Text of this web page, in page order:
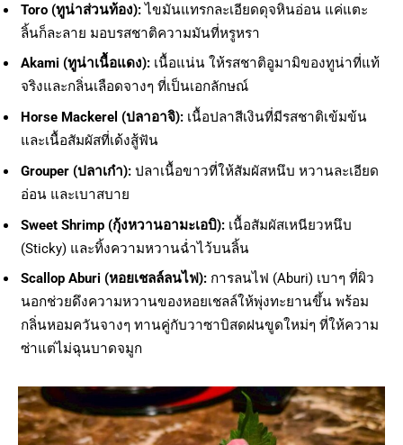
Toro (ทูน่าส่วนท้อง):ไขมันแทรกละเอียดดุจหินอ่อน แค่แตะ
ลิ้นก็ละลาย มอบรสชาติความมันที่หรูหรา
Akami (ทูน่าเนื้อแดง): เนื้อแน่น ให้รสชาติอูมามิของทูน่าที่แท้
จริงและกลิ่นเลือดจางๆ ที่เป็นเอกลักษณ์
Horse Mackerel (ปลาอาจิ): เนื้อปลาสีเงินที่มีรสชาติเข้มข้น
และเนื้อสัมผัสที่เด้งสู้ฟัน
Grouper (ปลาเก๋า): ปลาเนื้อขาวที่ให้สัมผัสหนึบ หวานละเอียด
อ่อน และเบาสบาย
Sweet Shrimp (กุ้งหวานอามะเอบิ): เนื้อสัมผัสเหนียวหนึบ
(Sticky) และทิ้งความหวานฉ่ำไว้บนลิ้น
Scallop Aburi (หอยเชลล์ลนไฟ): การลนไฟ (Aburi) เบาๆ ที่ผิว
นอกช่วยดึงความหวานของหอยเชลล์ให้พุ่งทะยานขึ้น พร้อม
กลิ่นหอมควันจางๆ ทานคู่กับวาซาบิสดฝนขูดใหม่ๆ ที่ให้ความ
ซ่าแต่ไม่ฉุนบาดจมูก